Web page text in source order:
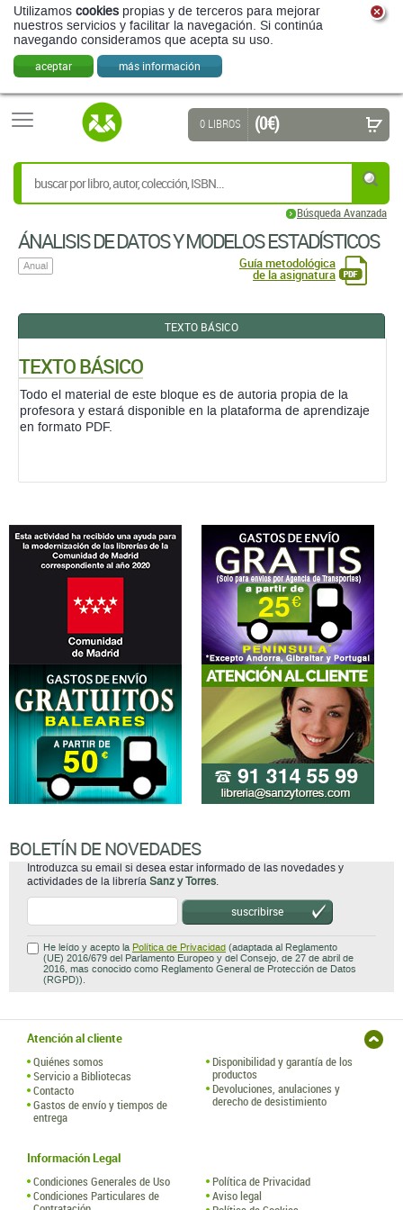
Utilizamos cookies propias y de terceros para mejorar
nuestros servicios y facilitar la navegación. Si continúa
navegando consideramos que acepta su uso.
aceptar más información
Búsqueda Avanzada
0 LIBROS (0 €)
ÁNALISIS DE DATOS Y MODELOS ESTADÍSTICOS
Anual Guía metodológica
de la asignatura
TEXTO BÁSICO
TEXTO BÁSICO
Todo el material de este bloque es de autoria propia de la
profesora y estará disponible en la plataforma de aprendizaje
en formato PDF.
BOLETÍN DE NOVEDADES
Introduzca su email si desea estar informado de las novedades y
actividades de la librería Sanz y Torres.
suscribirse
He leído y acepto la Política de Privacidad (adaptada al Reglamento
(UE) 2016/679 del Parlamento Europeo y del Consejo, de 27 de abril de
2016, mas conocido como Reglamento General de Protección de Datos
(RGPD)).
Atención al cliente
Quiénes somos
Servicio a Bibliotecas
Contacto
Gastos de envío y tiempos de
entrega
Disponibilidad y garantía de los
productos
Devoluciones, anulaciones y
derecho de desistimiento
Información Legal
Condiciones Generales de Uso
Condiciones Particulares de
Política de Privacidad
Aviso legal